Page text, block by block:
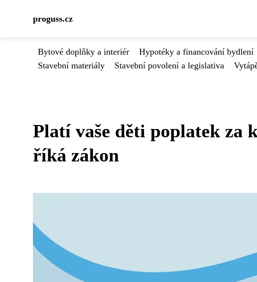
proguss.cz
Bytové doplňky a interiér Hypotéky a financování bydlení
Stavební materiály
Stavební povolení a legislativa
Platí vaše děti poplatek za
říká zákon